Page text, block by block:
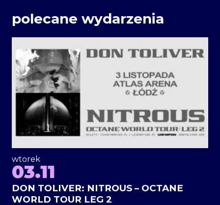
polecane wydarzenia
wtorek
03.11
DON TOLIVER: NITROUS – OCTANE
WORLD TOUR LEG 2